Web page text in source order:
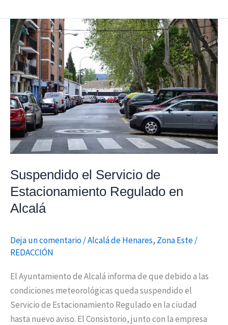
Suspendido el Servicio de
Estacionamiento Regulado en
Alcalá
Deja un comentario/Alcalá de Henares, Zona Este/
REDACCIÓN
El Ayuntamiento de Alcalá informa de que debido a las
condiciones meteorológicas queda suspendido el
Servicio de Estacionamiento Regulado en la ciudad
hasta nuevo aviso. El Consistorio, junto con la empresa
Suspendido
el
Servicio
de
Estacionamiento
Regulado
en
Alcalá